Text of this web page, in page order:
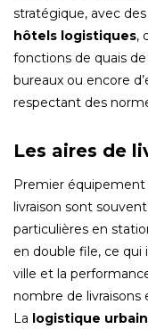
stratégique, avec
hôtels logistiques,
fonctions de quais
bureaux ou encore
respectant des
Les aires de
Premier équipement
livraison sont
particulières en
en double file, ce
ville et la
nombre de livraisons
La logistique